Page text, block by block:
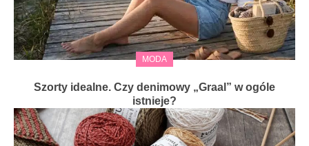
MODA
Szorty idealne. Czy denimowy „Graal” w ogóle
istnieje?